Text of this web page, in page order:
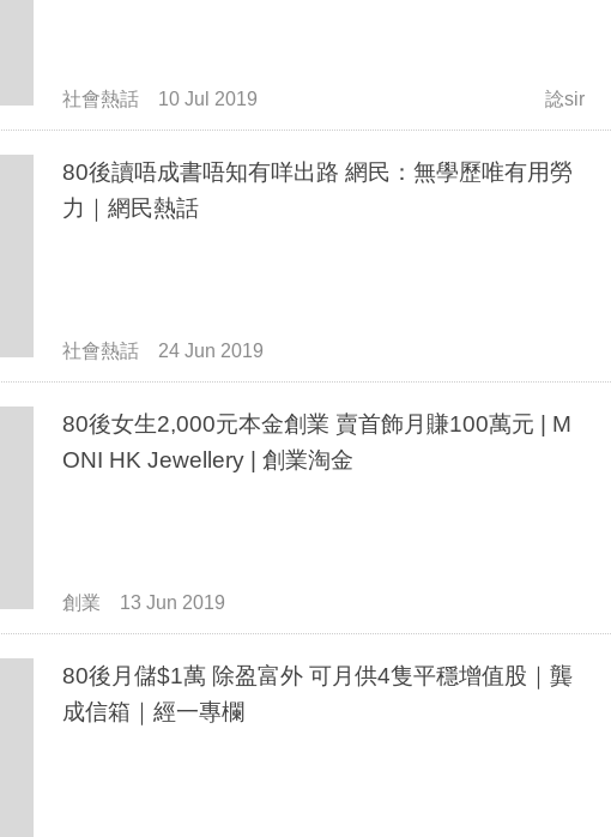
社會熱話 10 Jul 2019 諗sir
80後讀唔成書唔知有咩出路 網民：無學歷唯有用勞
力｜網民熱話
社會熱話 24 Jun 2019
80後女生2,000元本金創業 賣首飾月賺100萬元 | M
ONI HK Jewellery | 創業淘金
創業 13 Jun 2019
80後月儲$1萬 除盈富外 可月供4隻平穩增值股｜龔
成信箱｜經一專欄